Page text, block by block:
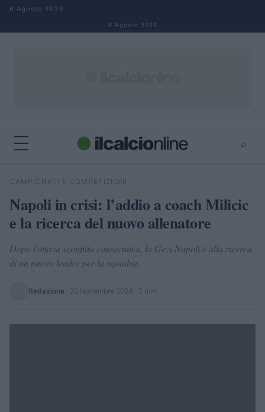
Salta al contenuto
6 Agosto 2026
6 Agosto 2026
⌕
Cerca
CAMPIONATI E COMPETIZIONI
Napoli in crisi: l’addio a coach Milicic
e la ricerca del nuovo allenatore
Dopo l'ottava sconfitta consecutiva, la Gevi Napoli è alla ricerca
di un nuovo leader per la squadra.
Redazione 20 Novembre 2024 · 2 min